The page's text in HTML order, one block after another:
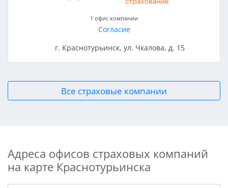
1 офис компании
Согласие
г. Краснотурьинск, ул. Чкалова, д. 15
Все страховые компании
Адреса офисов страховых компаний
на карте Краснотурьинска